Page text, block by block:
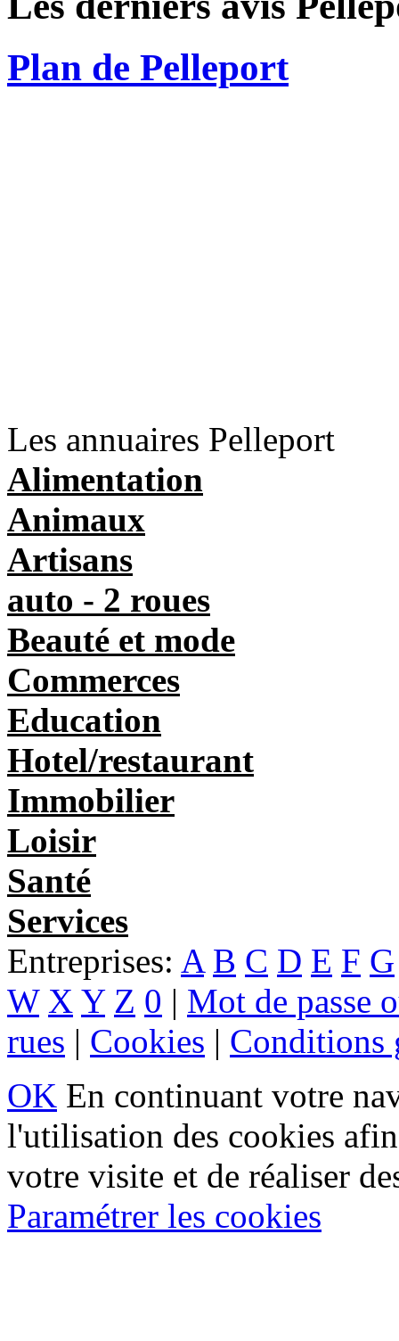
Plan de Pelleport
Les annuaires Pelleport
Alimentation
Animaux
Artisans
auto - 2 roues
Beauté et mode
Commerces
Education
Hotel/restaurant
Immobilier
Loisir
Santé
Services
Entreprises: A B C D E F G
W X Y Z 0 | Mot de passe
rues | Cookies | Conditions
OK En continuant votre
l'utilisation des cookies
votre visite et de réaliser
Paramétrer les cookies